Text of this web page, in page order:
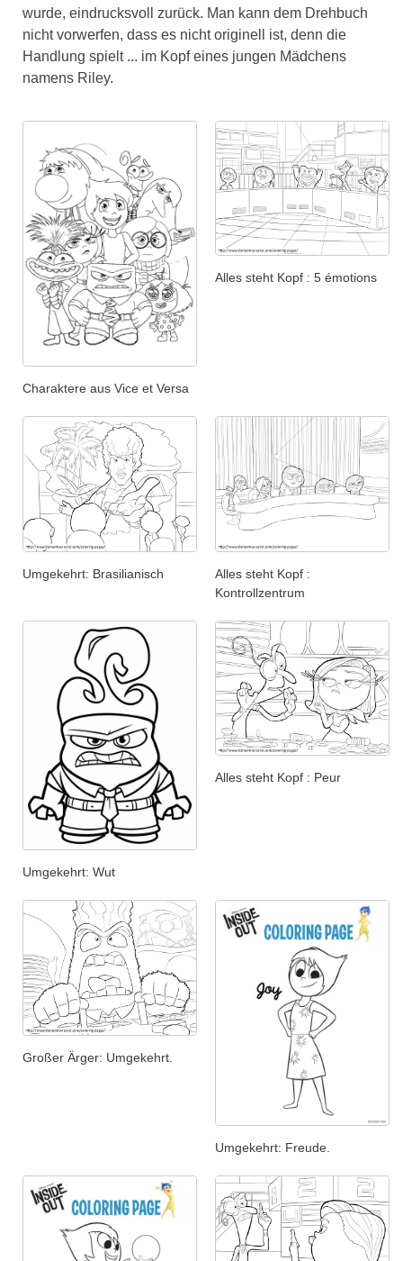
wurde, eindrucksvoll zurück. Man kann dem Drehbuch
nicht vorwerfen, dass es nicht originell ist, denn die
Handlung spielt ... im Kopf eines jungen Mädchens
namens Riley.
Charaktere aus Vice et Versa
Alles steht Kopf : 5 émotions
Umgekehrt: Brasilianisch
Alles steht Kopf :
Kontrollzentrum
Umgekehrt: Wut
Alles steht Kopf : Peur
Großer Ärger: Umgekehrt.
Umgekehrt: Freude.